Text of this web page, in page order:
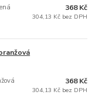
368 Kč
304,13 Kč bez DPH
368 Kč
304,13 Kč bez DPH